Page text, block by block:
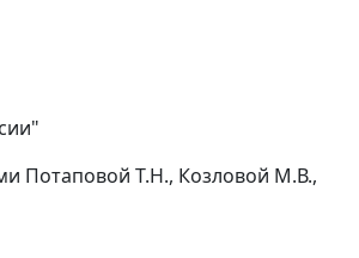
Потаповой Т.Н., Козловой М.В.,